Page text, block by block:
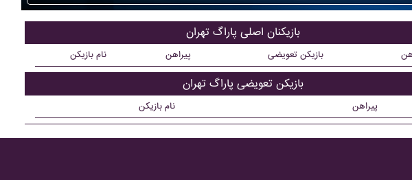
بازیکنان اصلی پاراگ تهران
نام بازیکن پیراهن بازیکن تعویضی
بازیکن تعویضی پاراگ تهران
نام بازیکن پیراهن